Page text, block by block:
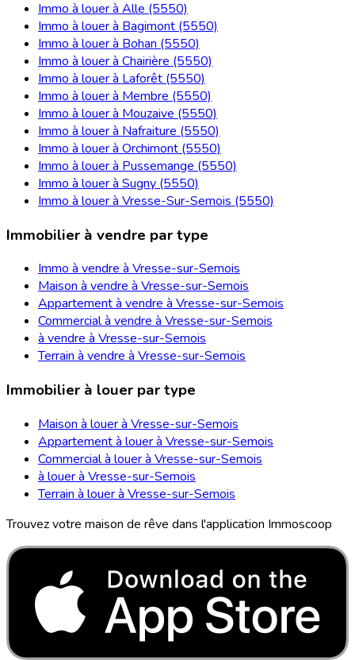
Immo à louer à Alle (5550)
Immo à louer à Bagimont (5550)
Immo à louer à Bohan (5550)
Immo à louer à Chairière (5550)
Immo à louer à Laforêt (5550)
Immo à louer à Membre (5550)
Immo à louer à Mouzaive (5550)
Immo à louer à Nafraiture (5550)
Immo à louer à Orchimont (5550)
Immo à louer à Pussemange (5550)
Immo à louer à Sugny (5550)
Immo à louer à Vresse-Sur-Semois (5550)
Immobilier à vendre par type
Immo à vendre à Vresse-sur-Semois
Maison à vendre à Vresse-sur-Semois
Appartement à vendre à Vresse-sur-Semois
Commercial à vendre à Vresse-sur-Semois
à vendre à Vresse-sur-Semois
Terrain à vendre à Vresse-sur-Semois
Immobilier à louer par type
Maison à louer à Vresse-sur-Semois
Appartement à louer à Vresse-sur-Semois
Commercial à louer à Vresse-sur-Semois
à louer à Vresse-sur-Semois
Terrain à louer à Vresse-sur-Semois
Trouvez votre maison de rêve dans l'application Immoscoop